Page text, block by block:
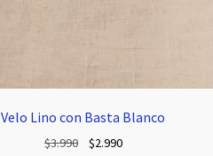
Velo Lino con Basta Blanco
$3.990
El$2.990El